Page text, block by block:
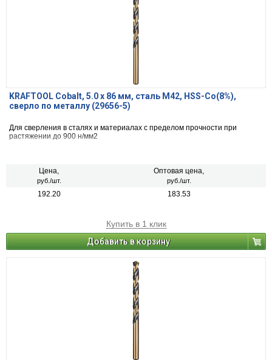
KRAFTOOL Cobalt, 5.0 х 86 мм, сталь М42, HSS-Co(8%),
сверло по металлу (29656-5)
Для сверления в сталях и материалах с пределом прочности при
растяжении до 900 н/мм2
Цена,
руб./шт.
Оптовая цена,
руб./шт.
192.20 183.53
Купить в 1 клик
Добавить в корзину